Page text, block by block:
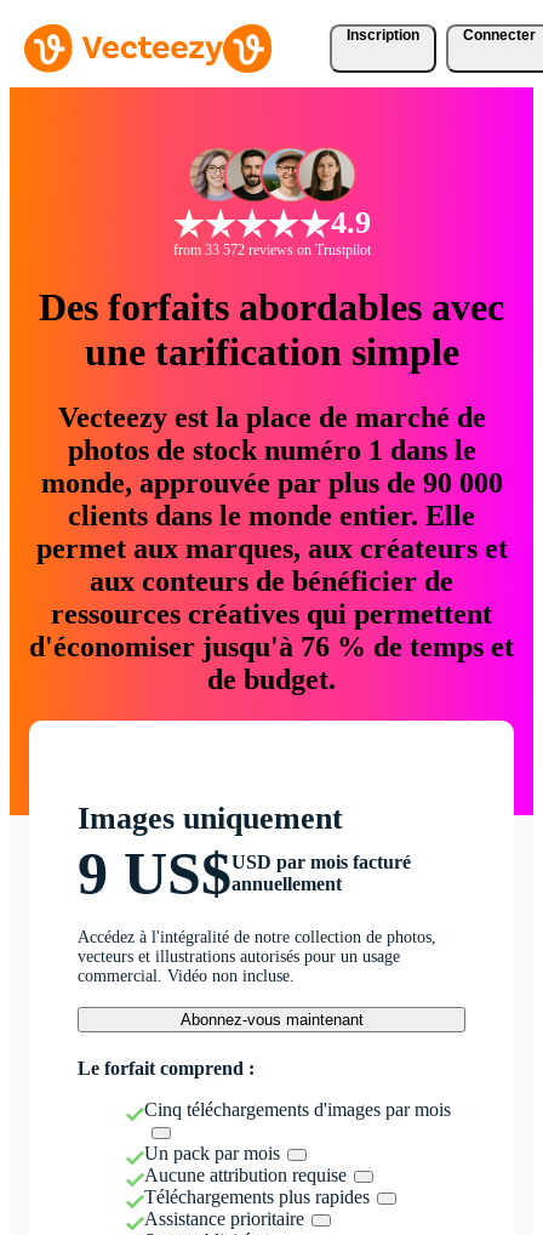
Inscription Connecter
4.9
from 33 572 reviews on Trustpilot
Des forfaits abordables avec
une tarification simple
Vecteezy est la place de marché de
photos de stock numéro 1 dans le
monde, approuvée par plus de 90 000
clients dans le monde entier. Elle
permet aux marques, aux créateurs et
aux conteurs de bénéficier de
ressources créatives qui permettent
d'économiser jusqu'à 76 % de temps et
de budget.
Images uniquement
9 US$USD par mois facturé
annuellement
Accédez à l'intégralité de notre collection de photos,
vecteurs et illustrations autorisés pour un usage
commercial. Vidéo non incluse.
Abonnez-vous maintenant
Le forfait comprend :
Cinq téléchargements d'images par mois
Un pack par mois
Aucune attribution requise
Téléchargements plus rapides
Assistance prioritaire